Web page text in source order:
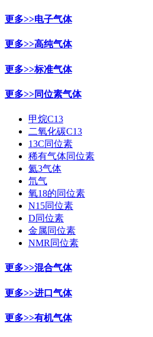
更多>>电子气体
更多>>高纯气体
更多>>标准气体
更多>>同位素气体
甲烷C13
二氧化碳C13
13C同位素
稀有气体同位素
氦3气体
氘气
氧18的同位素
N15同位素
D同位素
金属同位素
NMR同位素
更多>>混合气体
更多>>进口气体
更多>>有机气体